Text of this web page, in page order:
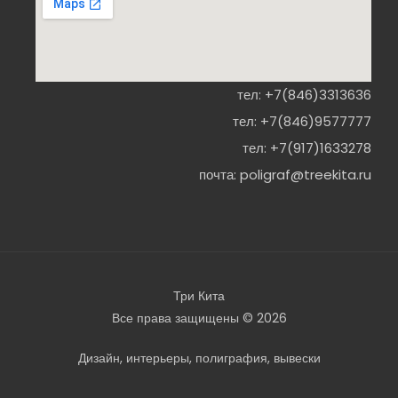
тел: +7(846)3313636
тел: +7(846)9577777
тел: +7(917)1633278
почта: poligraf@treekita.ru
Три Кита
Все права защищены © 2026
Дизайн, интерьеры, полиграфия, вывески